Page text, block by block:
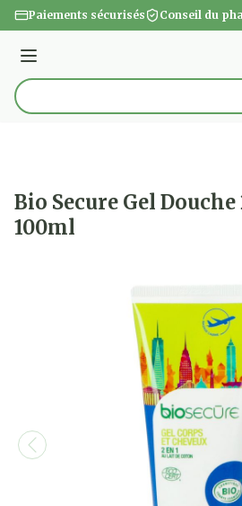
Aller au contenu
Paiements sécurisés Conseil du
Menu
Rechercher
Bio Secure Gel Douche
100ml